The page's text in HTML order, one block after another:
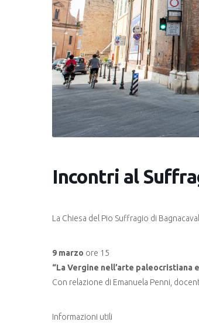
Incontri al
La Chiesa del Pio Suffragio di
9 marzo ore 15
“La Vergine nell’arte paleocristiana
Con relazione di Emanuela Penni,
Informazioni utili